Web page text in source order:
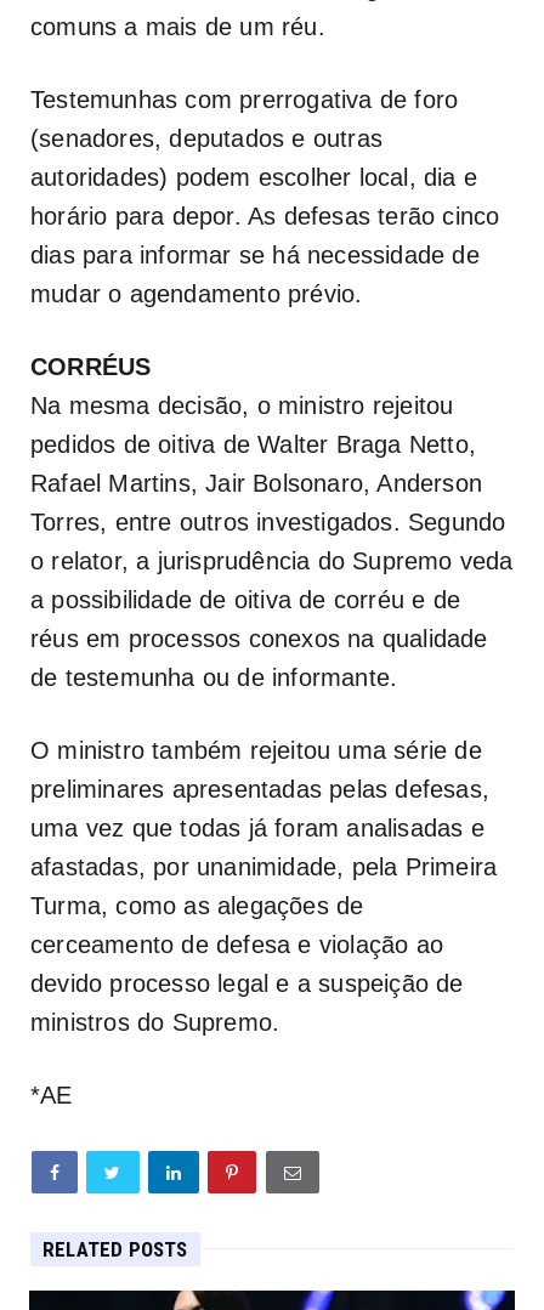
comuns a mais de um réu.
Testemunhas com prerrogativa de foro
(senadores, deputados e outras
autoridades) podem escolher local, dia e
horário para depor. As defesas terão cinco
dias para informar se há necessidade de
mudar o agendamento prévio.
CORRÉUS
Na mesma decisão, o ministro rejeitou
pedidos de oitiva de Walter Braga Netto,
Rafael Martins, Jair Bolsonaro, Anderson
Torres, entre outros investigados. Segundo
o relator, a jurisprudência do Supremo veda
a possibilidade de oitiva de corréu e de
réus em processos conexos na qualidade
de testemunha ou de informante.
O ministro também rejeitou uma série de
preliminares apresentadas pelas defesas,
uma vez que todas já foram analisadas e
afastadas, por unanimidade, pela Primeira
Turma, como as alegações de
cerceamento de defesa e violação ao
devido processo legal e a suspeição de
ministros do Supremo.
*AE
RELATED POSTS